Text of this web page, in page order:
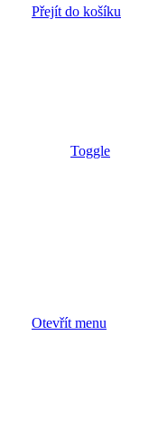
Přejít do košíku
Toggle
Otevřít menu